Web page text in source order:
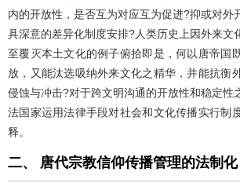
内的开放性，是否互为对应互为促进?抑或对外
具深意的差异化制度安排?人类历史上因外来文
至覆灭本土文化的例子俯拾即是，何以唐帝国
放，又能汰选吸纳外来文化之精华，并能抗衡
侵蚀与冲击?对于跨文明沟通的开放性和稳定性
法国家运用法律手段对社会和文化传播实行制
释。
二、 唐代宗教信仰传播管理的法制化